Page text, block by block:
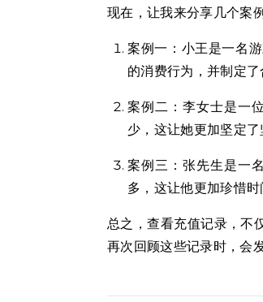
现在，让我来分享几个案
案例一：小王是一名
的消费行为，并制定了
案例二：李女士是一
少，这让她更加坚定了
案例三：张先生是一
多，这让他更加珍惜时
总之，查看充值记录，不
再次回顾这些记录时，会